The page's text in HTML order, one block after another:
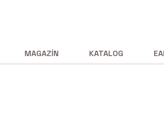
MAGAZÍN KATALOG